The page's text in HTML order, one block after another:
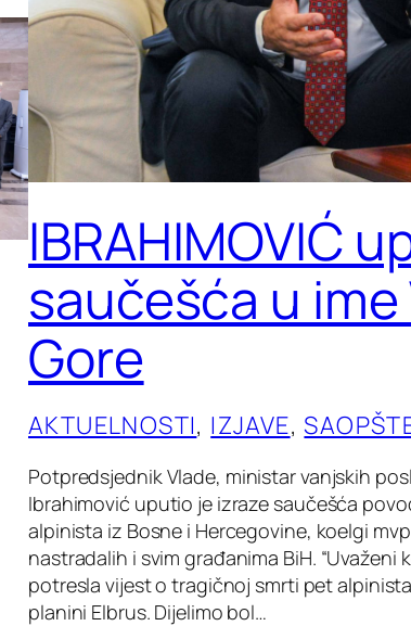
IBRAHIMOVIĆ
saučešća u
Gore
AKTUELNOSTI, IZJAVE,
Potpredsjednik Vlade, ministar vanjskih
Ibrahimović uputio je izraze saučešća
alpinista iz Bosne i Hercegovine, koelgi
nastradalih i svim građanima BiH. “Uvaženi
potresla vijest o tragičnoj smrti pet
planini Elbrus. Dijelimo bol…